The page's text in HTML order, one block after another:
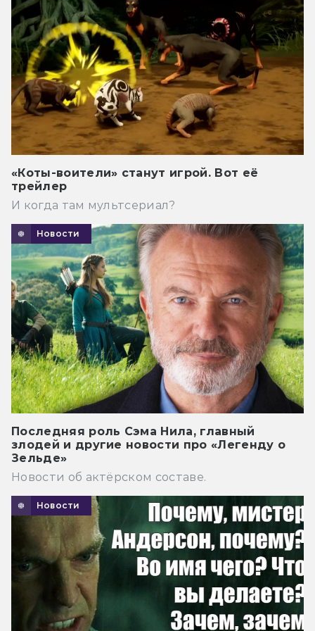
«Коты-воители» станут игрой. Вот её
трейлер
И когда там мультсериал?
Новости
Последняя роль Сэма Нила, главный
злодей и другие новости про «Легенду о
Зельде»
Новости об актёрском составе.
Новости